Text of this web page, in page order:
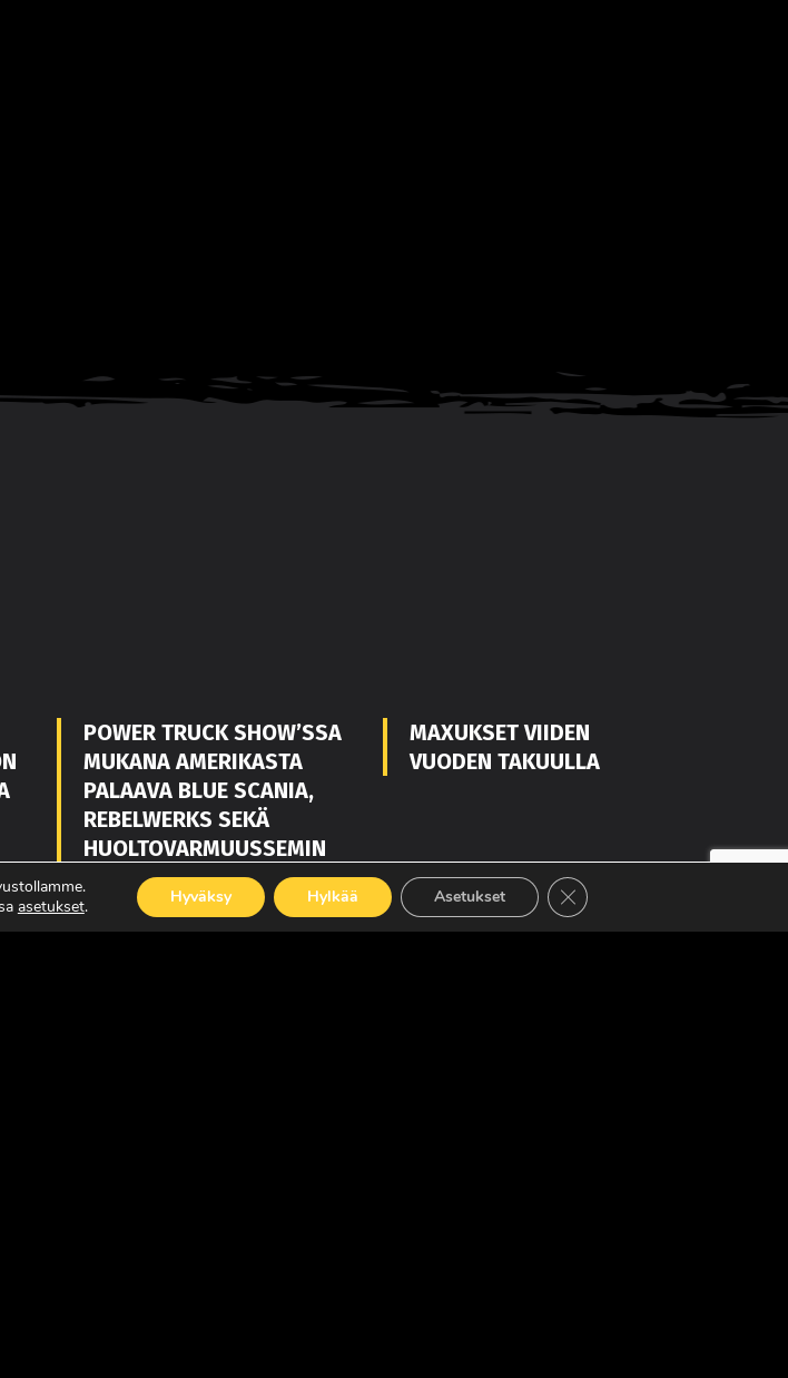
POWER TRUCK SHOW’SSA
MUKANA AMERIKASTA
PALAAVA BLUE SCANIA,
REBELWERKS SEKÄ
HUOLTOVARMUUSSEMIN
MAXUKSET VIIDEN
VUODEN TAKUULLA
asetukset. Hyväksy Hylkää Asetukset Sulje evästebanneri